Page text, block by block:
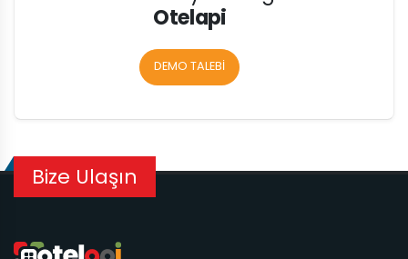
Otelapi
DEMO TALEBİ
Bize Ulaşın